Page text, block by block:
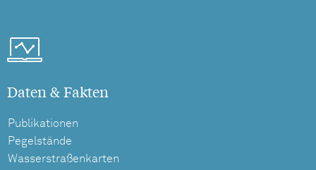
Daten & Fakten
Publikationen
Pegelstände
Wasserstraßenkarten